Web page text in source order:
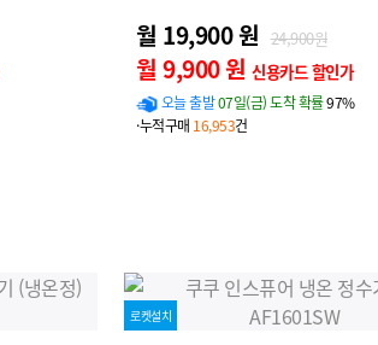
월 19,900 원 24,900원
월 9,900 원 신용카드 할인가
오늘 출발07일(금) 도착 확률97%
·누적구매 16,953건
로켓설치